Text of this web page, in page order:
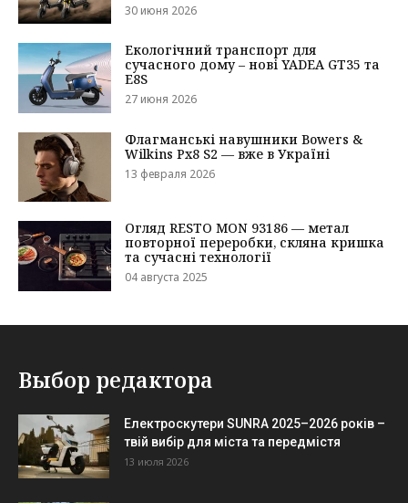
Выбор редактора
Електроскутери SUNRA 2025–2026 років –
твій вибір для міста та передмістя
13 июля 2026